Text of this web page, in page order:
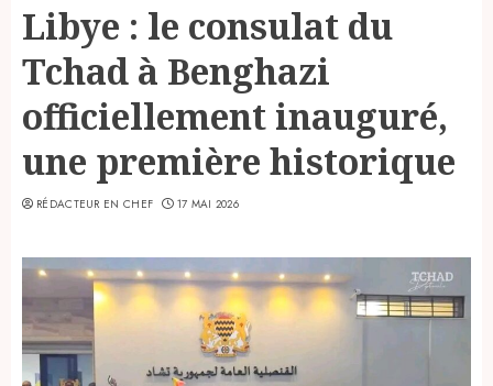
Libye : le consulat du
Tchad à Benghazi
officiellement inauguré,
une première historique
RÉDACTEUR EN CHEF 17 MAI 2026